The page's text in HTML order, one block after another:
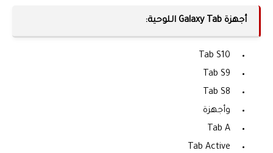
أجهزة Galaxy Tab اللوحية:
Tab S10
Tab S9
Tab S8
وأجهزة
Tab A
Tab Active